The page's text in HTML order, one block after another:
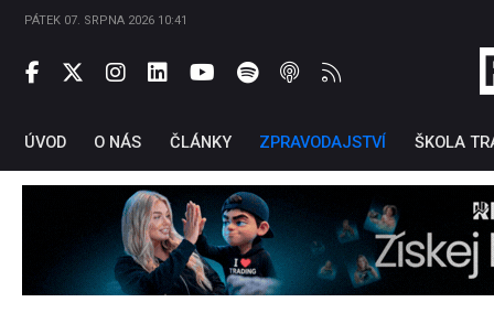
PÁTEK 07. SRPNA 2026 10:41
ÚVOD O NÁS ČLÁNKY ZPRAVODAJSTVÍ ŠKOLA